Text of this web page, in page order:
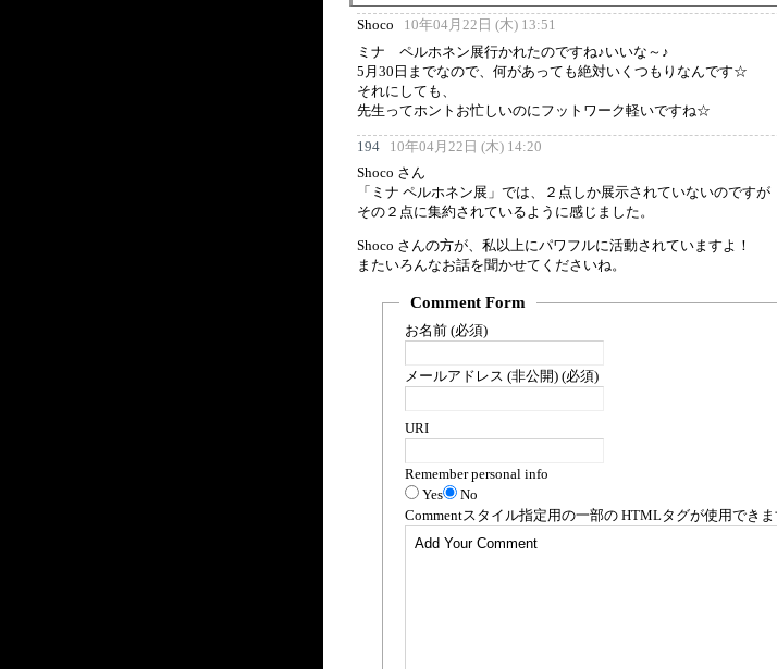
Shoco
10年04月22日 (木) 13:51
ミナ ペルホネン展行かれたのですね♪いいな～♪
5月30日までなので、何があっても絶対いくつもりなんです☆
それにしても、
先生ってホントお忙しいのにフットワーク軽いですね☆
194
10年04月22日 (木) 14:20
Shoco さん
「ミナ ペルホネン展」では、２点しか展示されていないのですが
その２点に集約されているように感じました。
Shoco さんの方が、私以上にパワフルに活動されていますよ！
またいろんなお話を聞かせてくださいね。
Comment Form
お名前 (必須)
メールアドレス (非公開) (必須)
URI
Remember personal info
Yes
No
Commentスタイル指定用の一部の HTMLタグが使用できま